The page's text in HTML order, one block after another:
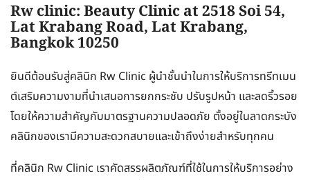
Rw clinic: Beauty Clinic at 2518 Soi 54,
Lat Krabang Road, Lat Krabang,
Bangkok 10250
ยินดีต้อนรับสู่คลินิก Rw Clinic ผู้นำชั้นนำในการให้บริการทรีทเมน
ต์เสริมความงามที่นำเสนอการยกกระชับ ปรับรูปหน้า และลดริ้วรอย
โดยให้ความสำคัญกับมาตรฐานความปลอดภัย ตั้งอยู่ในลาดกระบัง
คลินิกของเรามีความสะดวกสบายและเข้าถึงง่ายสำหรับทุกคน
ที่คลินิก Rw Clinic เราคัดสรรผลิตภัณฑ์ที่ใช้ในการให้บริการอย่าง